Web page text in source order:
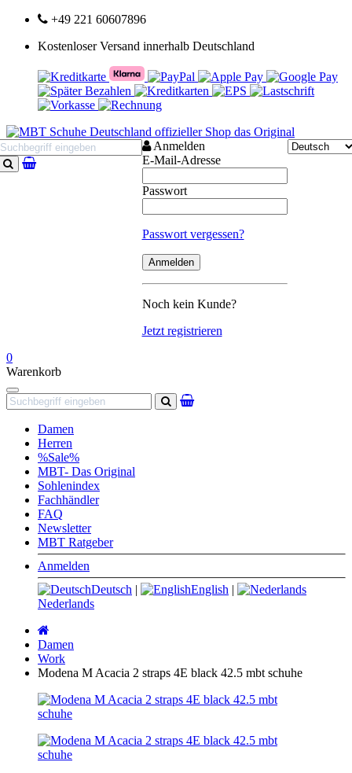
+49 221 60607896
Kostenloser Versand innerhalb Deutschland
Suchen
Anmelden
E-Mail-Adresse
Passwort
Passwort vergessen?
Noch kein Kunde?
Jetzt registrieren
0
Warenkorb
Navigation
Suchen
Damen
Herren
%Sale%
MBT- Das Original
Sohlenindex
Fachhändler
FAQ
Newsletter
MBT Ratgeber
Anmelden
Deutsch | English |
Nederlands
Damen
Work
Modena M Acacia 2 straps 4E black 42.5 mbt schuhe